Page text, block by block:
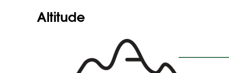
Altitude